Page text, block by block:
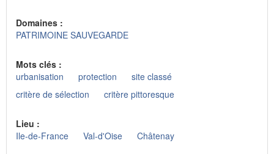
Domaines :
PATRIMOINE SAUVEGARDE
Mots clés :
urbanisation
protection
site classé
critère de sélection
critère pittoresque
Lieu :
Ile-de-France
Val-d'Oise Châtenay